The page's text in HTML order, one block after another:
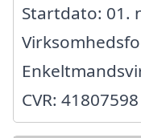
Startdato: 01.
CVR: 41807598